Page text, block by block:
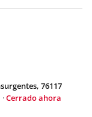
76117
·Cerrado ahora